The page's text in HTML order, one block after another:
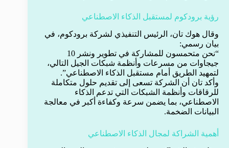
رؤية برودكوم لمستقبل الذكاء الاصطناعي
وقال هوك تان، الرئيس التنفيذي لشركة برودكوم، في
بيان رسمي:
“نحن متحمسون للمشاركة في تطوير ونشر 10
جيجاوات من مسرعات وأنظمة شبكات الجيل التالي،
لتمهيد الطريق أمام مستقبل الذكاء الاصطناعي”.
وأكد تان أن الشركة تسعى إلى تقديم حلول متكاملة
للرقاقات وأنظمة الشبكات التي تدعم الذكاء
الاصطناعي، بما يضمن سرعة وكفاءة أكبر في معالجة
البيانات الضخمة.
أهمية الشراكة لمجال الذكاء الاصطناعي